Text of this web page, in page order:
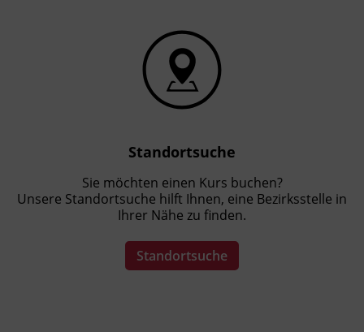
Standortsuche
Sie möchten einen Kurs buchen?
Unsere Standortsuche hilft Ihnen, eine Bezirksstelle in
Ihrer Nähe zu finden.
Standortsuche